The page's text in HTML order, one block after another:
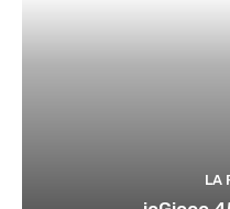
LA